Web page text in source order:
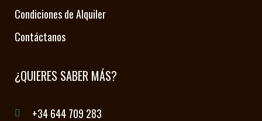
Condiciones de Alquiler
Contáctanos
¿QUIERES SABER MÁS?
+34 644 709 283